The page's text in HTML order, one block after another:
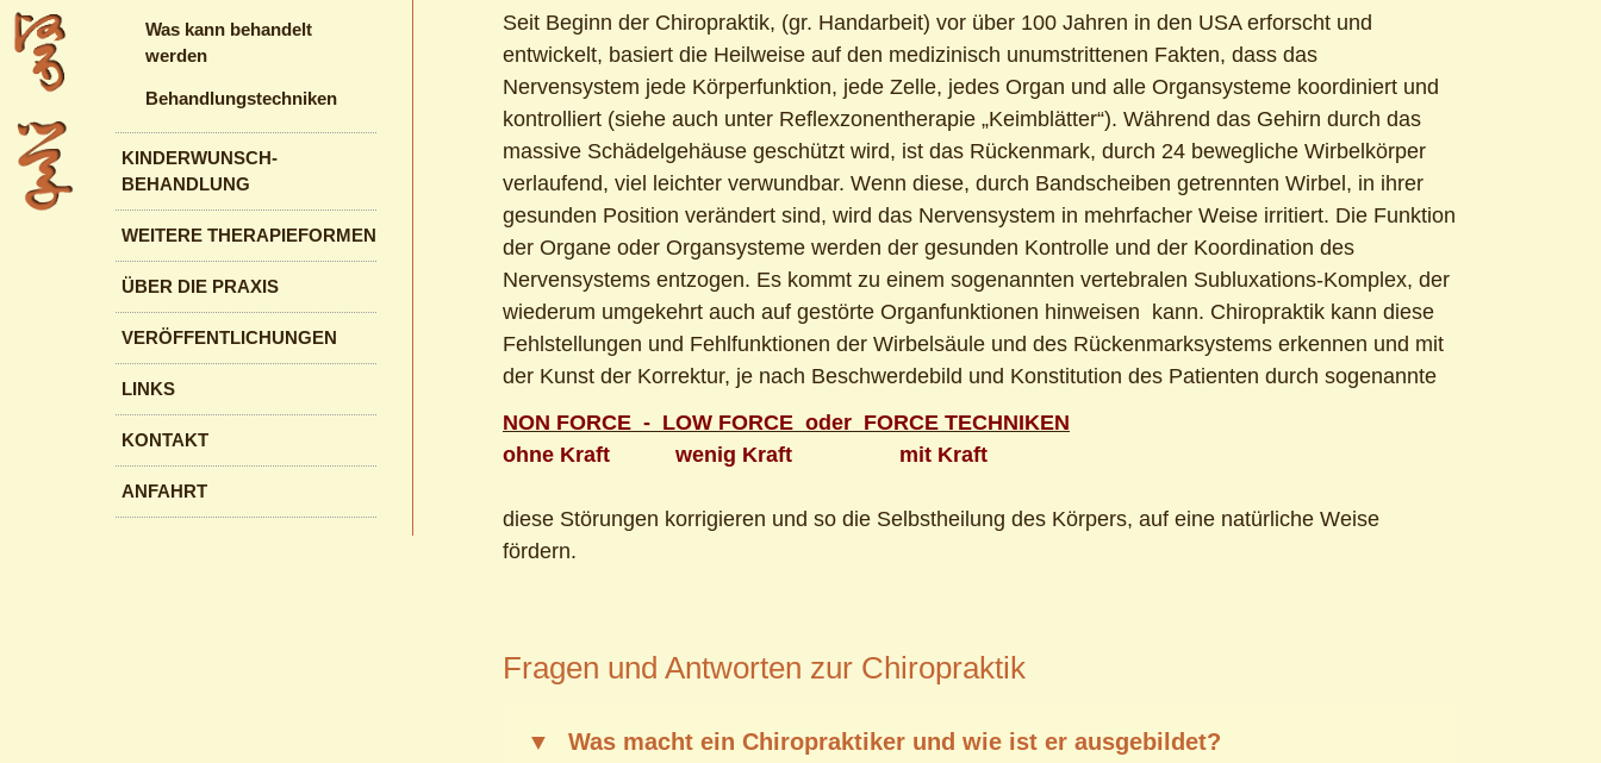
Seit Beginn der Chiropraktik, (gr. Handarbeit) vor über 100 Jahren in den USA erforscht und
entwickelt, basiert die Heilweise auf den medizinisch unumstrittenen Fakten, dass das
Nervensystem jede Körperfunktion, jede Zelle, jedes Organ und alle Organsysteme koordiniert und
kontrolliert (siehe auch unter Reflexzonentherapie „Keimblätter“). Während das Gehirn durch das
massive Schädelgehäuse geschützt wird, ist das Rückenmark, durch 24 bewegliche Wirbelkörper
verlaufend, viel leichter verwundbar. Wenn diese, durch Bandscheiben getrennten Wirbel, in ihrer
gesunden Position verändert sind, wird das Nervensystem in mehrfacher Weise irritiert. Die Funktion
der Organe oder Organsysteme werden der gesunden Kontrolle und der Koordination des
Nervensystems entzogen. Es kommt zu einem sogenannten vertebralen Subluxations-Komplex, der
wiederum umgekehrt auch auf gestörte Organfunktionen hinweisen kann. Chiropraktik kann diese
Fehlstellungen und Fehlfunktionen der Wirbelsäule und des Rückenmarksystems erkennen und mit
der Kunst der Korrektur, je nach Beschwerdebild und Konstitution des Patienten durch sogenannte
NON FORCE - LOW FORCE oder FORCE TECHNIKEN
ohne Kraft wenig Kraft mit Kraft
diese Störungen korrigieren und so die Selbstheilung des Körpers, auf eine natürliche Weise
fördern.
Fragen und Antworten zur Chiropraktik
Was macht ein Chiropraktiker und wie ist er ausgebildet?
Was kann behandelt
werden
Behandlungstechniken
KINDERWUNSCH-
BEHANDLUNG
WEITERE THERAPIEFORMEN
ÜBER DIE PRAXIS
VERÖFFENTLICHUNGEN
LINKS
KONTAKT
ANFAHRT